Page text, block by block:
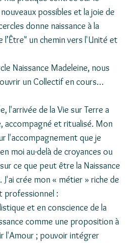
possibles et la joie de
donne naissance à la
un chemin vers l'Unité et
Naissance Madeleine, nous
un Collectif en cours…
l'arrivée de la Vie sur Terre a
et ritualisé. Mon
l'accompagnement que je
moi au-delà de croyances ou
ce que peut être la Naissance
crée mon « métier » riche de
professionnel :
et en conscience de la
comme une proposition à
l'Amour ; pouvoir intégrer